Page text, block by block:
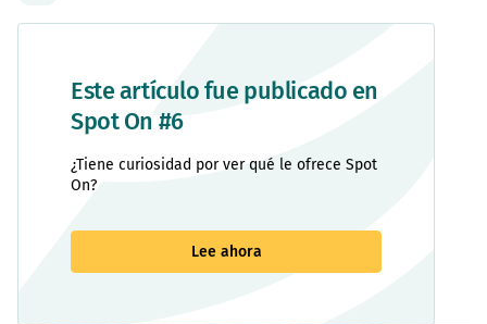
Este artículo fue publicado en
Spot On #6
¿Tiene curiosidad por ver qué le ofrece Spot
On?
Lee ahora